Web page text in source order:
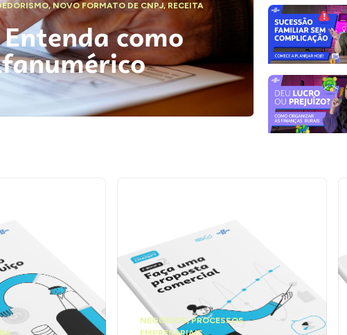
,NOVO FORMATO DE CNPJ,RECEITA
como
NEGÓCIOS,PROCESSOS